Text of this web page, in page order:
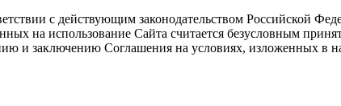
с действующим законодательством Российской
на использование Сайта считается безусловным
и заключению Соглашения на условиях, изложенных в